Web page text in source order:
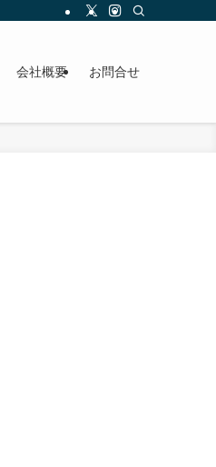
会社概要 お問合せ